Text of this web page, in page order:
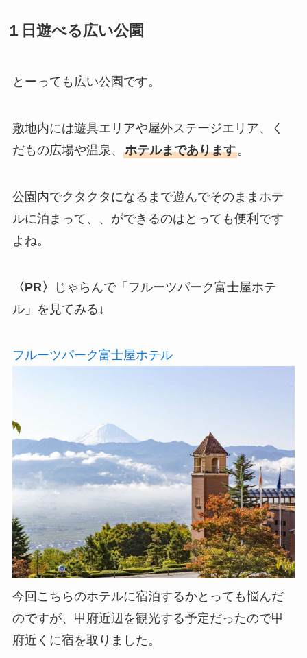
１日遊べる広い公園
とーっても広い公園です。
敷地内には遊具エリアや屋外ステージエリア、く
だもの広場や温泉、 ホテルまであります。
公園内でクタクタになるまで遊んでそのままホテ
ルに泊まって、、ができるのはとっても便利です
よね。
〈PR〉
じゃらんで「フルーツパーク富士屋ホテ
ル」を見てみる↓
フルーツパーク富士屋ホテル
今回こちらのホテルに宿泊するかとっても悩んだ
のですが、甲府近辺を観光する予定だったので甲
府近くに宿を取りました。